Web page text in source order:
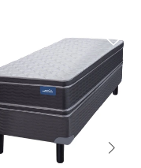
Europillow Plus, Altura de
colchón 26 cm y 61 cm la
suma del colchón y el
sommier.
Modelo diseñado para
personas de gran
contextura física
Máxima Densidad
Copolimérica 60 kg.